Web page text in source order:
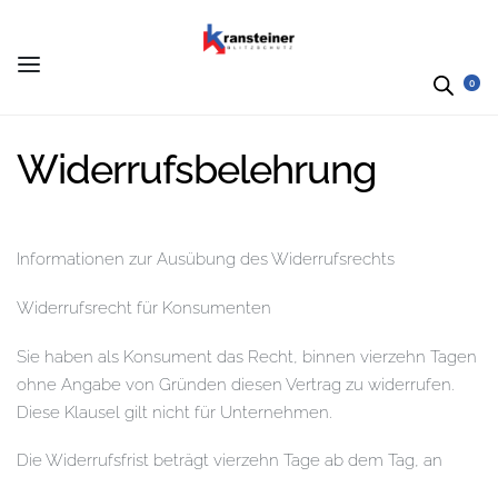
0
Widerrufsbelehrung
Informationen zur Ausübung des Widerrufsrechts
Widerrufsrecht für Konsumenten
Sie haben als Konsument das Recht, binnen vierzehn Tagen
ohne Angabe von Gründen diesen Vertrag zu widerrufen.
Diese Klausel gilt nicht für Unternehmen.
Die Widerrufsfrist beträgt vierzehn Tage ab dem Tag, an